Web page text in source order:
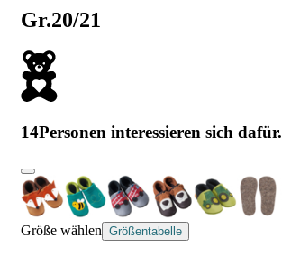
Gr.20/21
14Personen interessieren sich dafür.
Größe wählen Größentabelle